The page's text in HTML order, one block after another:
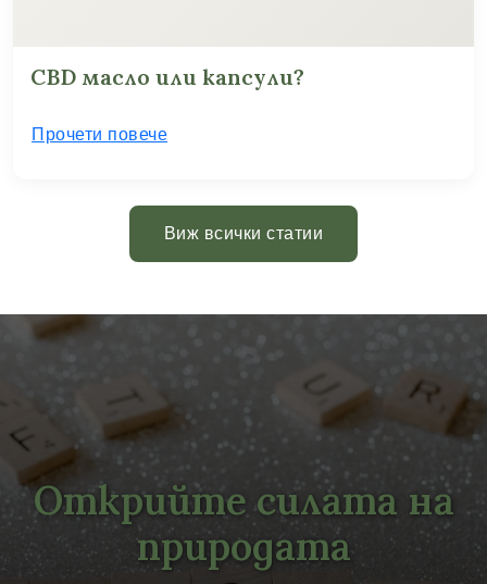
CBD масло или капсули?
Прочети повече
Виж всички статии
Открийте силата на
природата